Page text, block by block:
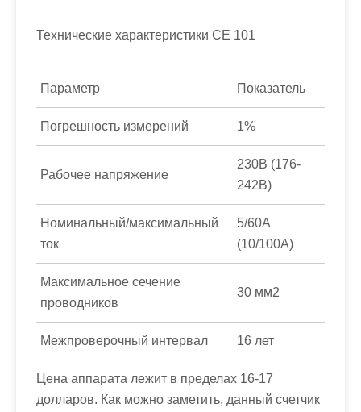
Технические характеристики СЕ 101
Параметр Показатель
Погрешность измерений 1%
Рабочее напряжение
230В (176-
242В)
Номинальный/максимальный
ток
5/60А
(10/100А)
Максимальное сечение
проводников
30 мм2
Межпроверочный интервал 16 лет
Цена аппарата лежит в пределах 16-17
долларов. Как можно заметить, данный счетчик